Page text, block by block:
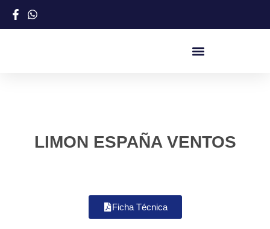
LIMON ESPAÑA VENTOS
Ficha Técnica